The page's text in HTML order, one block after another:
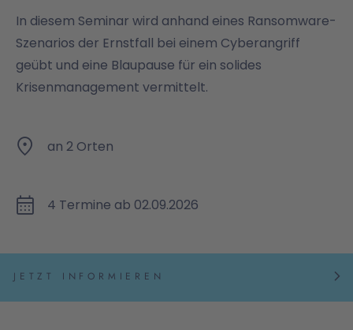
In diesem Seminar wird anhand eines Ransomware-
Szenarios der Ernstfall bei einem Cyberangriff
geübt und eine Blaupause für ein solides
Krisenmanagement vermittelt.
an 2 Orten
4 Termine ab 02.09.2026
JETZT INFORMIEREN